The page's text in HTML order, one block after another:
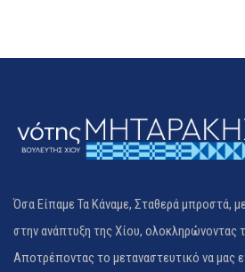
Όσα Είπαμε Τα Κάναμε, Σταθερά μπροστά,
στην ανάπτυξη της Χίου, ολοκληρώνοντας
Αποτρέποντας το μεταναστευτικό να μας